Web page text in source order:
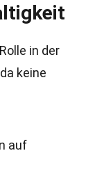
in der
keine
auf